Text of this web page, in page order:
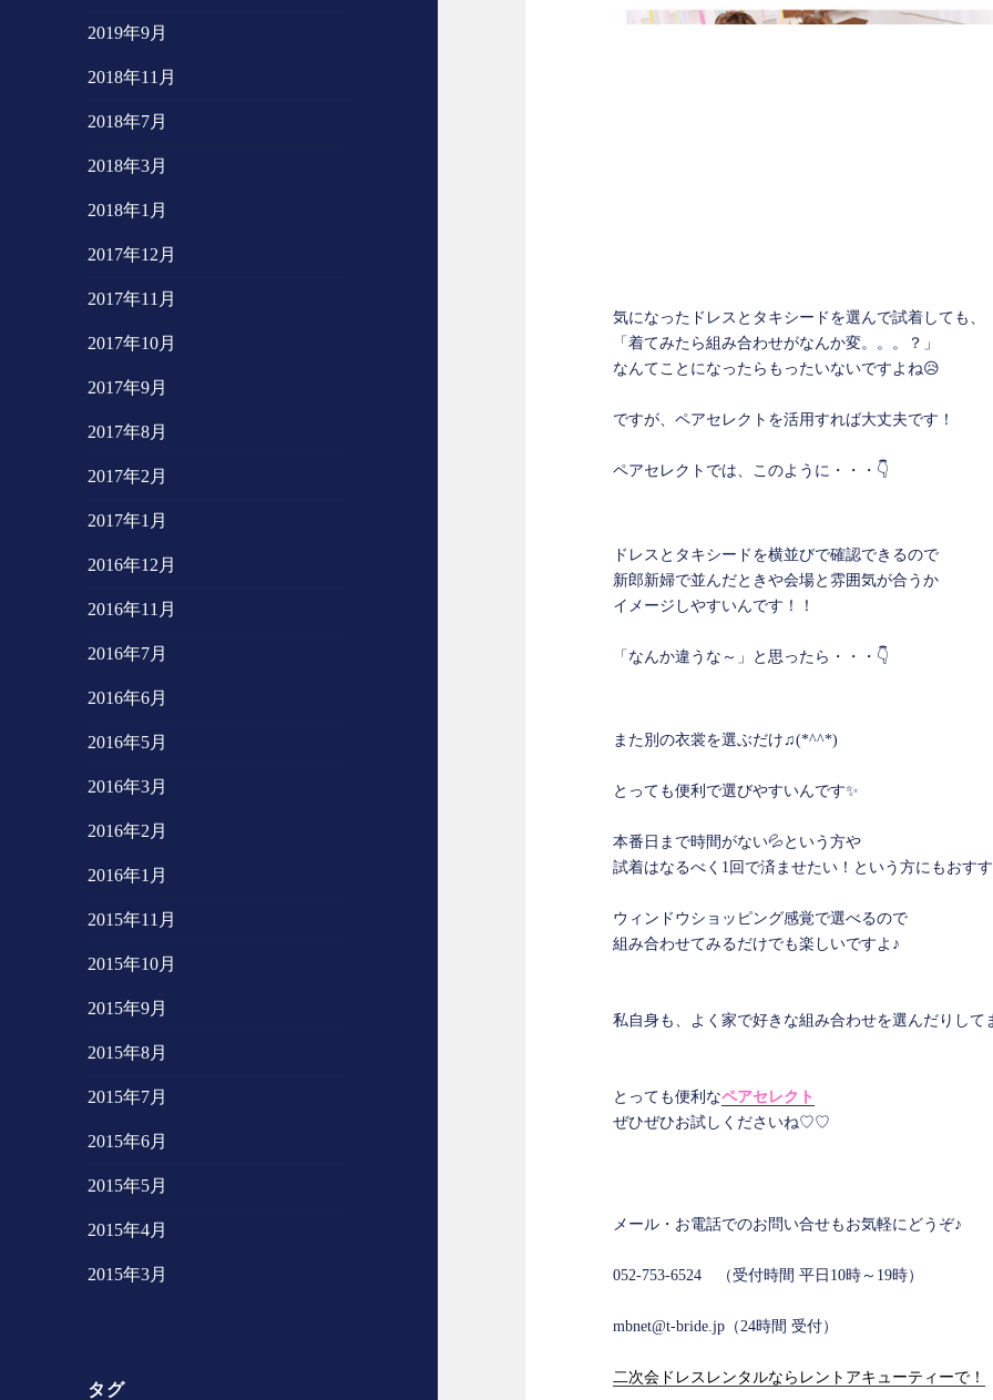
2019年9月
2018年11月
2018年7月
2018年3月
2018年1月
2017年12月
2017年11月
2017年10月
2017年9月
2017年8月
2017年2月
2017年1月
2016年12月
2016年11月
2016年7月
2016年6月
2016年5月
2016年3月
2016年2月
2016年1月
2015年11月
2015年10月
2015年9月
2015年8月
2015年7月
2015年6月
2015年5月
2015年4月
2015年3月
タグ
気になったドレスとタキシードを選んで試着しても、
「着てみたら組み合わせがなんか変。。。？」
なんてことになったらもったいないですよね😥
ですが、ペアセレクトを活用すれば大丈夫です！
ペアセレクトでは、このように・・・👇
ドレスとタキシードを横並びで確認できるので
新郎新婦で並んだときや会場と雰囲気が合うか
イメージしやすいんです！！
「なんか違うな～」と思ったら・・・👇
また別の衣裳を選ぶだけ♫(*^^*)
とっても便利で選びやすいんです✨
本番日まで時間がない💦という方や
試着はなるべく1回で済ませたい！という方にもおす
ウィンドウショッピング感覚で選べるので
組み合わせてみるだけでも楽しいですよ♪
私自身も、よく家で好きな組み合わせを選んだりして
とっても便利なペアセレクト
ぜひぜひお試しくださいね♡♡
メール・お電話でのお問い合せもお気軽にどうぞ♪
052-753-6524 （受付時間 平日10時～19時）
mbnet@t-bride.jp（24時間 受付）
二次会ドレスレンタルならレントアキューティーで！